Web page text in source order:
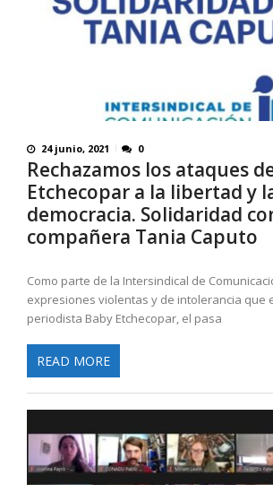
24 junio, 2021 0
Rechazamos los ataques
Etchecopar a la libertad y
democracia. Solidaridad
compañera Tania Caputo
Como parte de la Intersindical de
expresiones violentas y de intolerancia que
periodista Baby Etchecopar, el pasa
READ MORE